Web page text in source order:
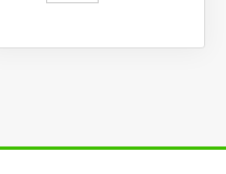
Mâchoire